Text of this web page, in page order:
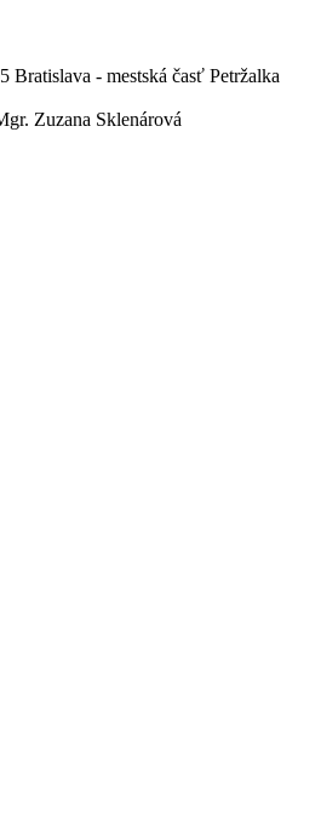
Bratislava - mestská časť Petržalka
Zuzana Sklenárová